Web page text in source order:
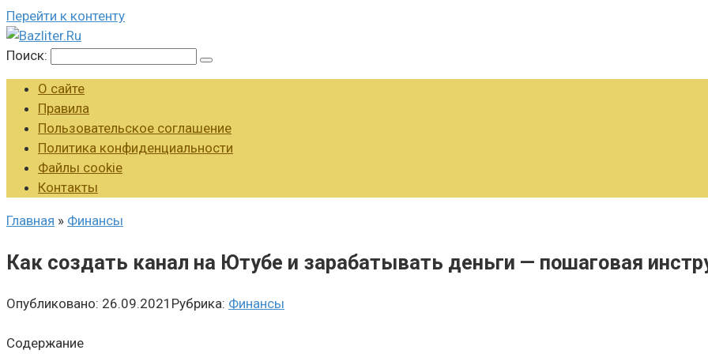
Перейти к контенту
Поиск:
О сайте
Правила
Пользовательское соглашение
Политика конфиденциальности
Файлы cookie
Контакты
Главная » Финансы
Как создать канал на Ютубе и зарабатывать деньги — пошаговая
Опубликовано: 26.09.2021 Рубрика: Финансы
Содержание